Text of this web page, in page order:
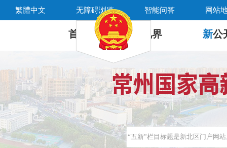
繁體中文 无障碍浏览 智能问答 网站
首 页 新 视界 新公